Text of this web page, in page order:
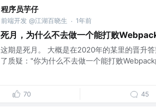
程序员芋仔
前端开发 @江湖百晓生 · 1年前
死月，为什么不去做一个能打败
这期是死月。 大概是在2020年的某里的晋升
了质疑："你为什么不去做一个能打败
70 45